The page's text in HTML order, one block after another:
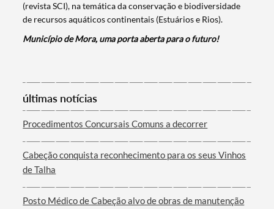
Categorias gerais
(revista SCI), na temática da conservação e biodiversidade
de recursos aquáticos continentais (Estuários e Rios).
Município de Mora, uma porta aberta para o futuro!
últimas notícias
Procedimentos Concursais Comuns a decorrer
Cabeção conquista reconhecimento para os seus Vinhos
de Talha
Posto Médico de Cabeção alvo de obras de manutenção